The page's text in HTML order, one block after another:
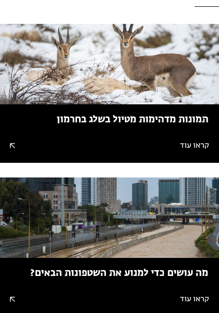
תמונות מדהימות מטיול בשלג בחרמון
קראו עוד
מה עושים כדי למנוע את השטפונות הבאים?
קראו עוד